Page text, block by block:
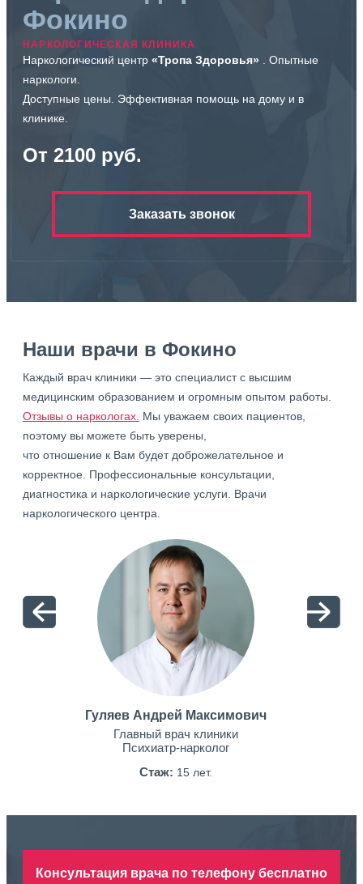
Фокино
НАРКОЛОГИЧЕСКАЯ КЛИНИКА
Наркологический центр «Тропа Здоровья» . Опытные
наркологи.
Доступные цены. Эффективная помощь на дому и в
клинике.
От 2100 руб.
Заказать звонок
Наши врачи в Фокино
Каждый врач клиники — это специалист с высшим
медицинским образованием и огромным опытом работы.
Отзывы о наркологах. Мы уважаем своих пациентов,
поэтому вы можете быть уверены,
что отношение к Вам будет доброжелательное и
корректное. Профессиональные консультации,
диагностика и наркологические услуги. Врачи
наркологического центра.
Гуляев Андрей Максимович
Главный врач клиники
Психиатр-нарколог
Стаж: 15 лет.
Консультация врача по телефону бесплатно